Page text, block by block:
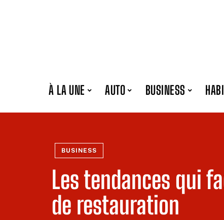
À LA UNE AUTO BUSINESS
BUSINESS
Les tendances qui
de restauration